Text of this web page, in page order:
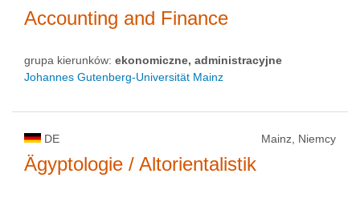
status uczelni
Accounting and Finance
grupa kierunków: ekonomiczne, administracyjne
Johannes Gutenberg-Universität Mainz
DE Mainz, Niemcy
Ägyptologie / Altorientalistik